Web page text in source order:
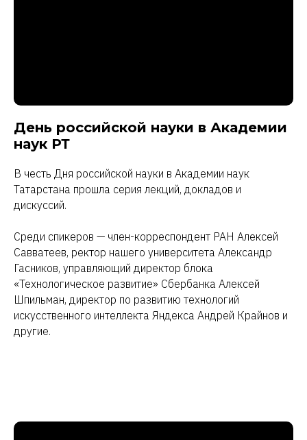
День российской науки в Академии
наук РТ
В честь Дня российской науки в Академии наук
Татарстана прошла серия лекций, докладов и
дискуссий.
Среди спикеров — член-корреспондент РАН Алексей
Савватеев, ректор нашего университета Александр
Гасников, управляющий директор блока
«Технологическое развитие» Сбербанка Алексей
Шпильман, директор по развитию технологий
искусственного интеллекта Яндекса Андрей Крайнов и
другие.